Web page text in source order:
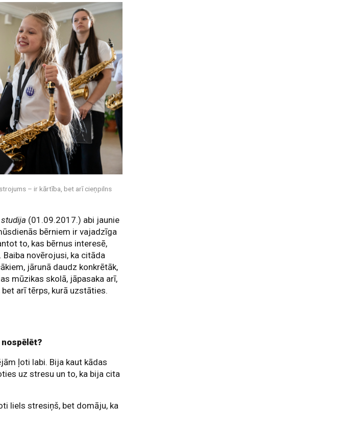
– ir kārtība, bet arī cieņpilns
(01.09.2017.) abi jaunie
bērniem ir vajadzīga
to, kas bērnus interesē,
novērojusi, ka citāda
jārunā daudz konkrētāk,
mūzikas skolā, jāpasaka arī,
arī tērps, kurā uzstāties.
ļoti labi. Bija kaut kādas
uz stresu un to, ka bija cita
liels stresiņš, bet domāju, ka